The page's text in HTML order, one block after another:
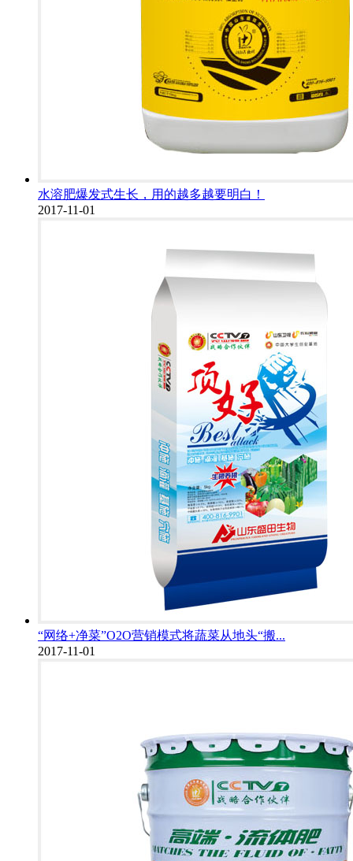
水溶肥爆发式生长，用的越多越要明白！
2017-11-01
“网络+净菜”O2O营销模式将蔬菜从地头“搬...
2017-11-01